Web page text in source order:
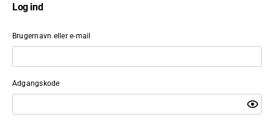
Log ind
Brugernavn eller e-mail
Adgangskode